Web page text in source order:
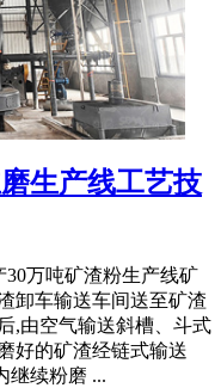
生产线工艺技
30万吨矿渣粉生产线矿
卸车输送车间送至矿渣
,由空气输送斜槽、斗式
好的矿渣经链式输送
继续粉磨 ...